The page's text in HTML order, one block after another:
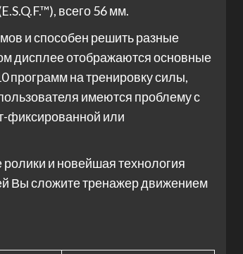
всего 56 мм.
и способен решить разные
дисплее отображаются основные
программ на тренировку силы,
имеются проблему с
фиксированной или
и новейшая технология
Вы сложите тренажер движением